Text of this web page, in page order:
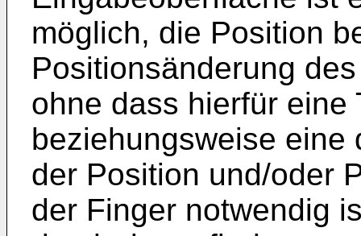
möglich, die Position
Positionsänderung
ohne dass hierfür eine
beziehungsweise eine
der Position und/oder
der Finger notwendig